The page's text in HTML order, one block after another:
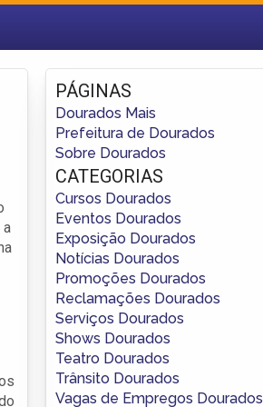
Fazer login
Criar conta
a
PÁGINAS
Dourados Mais
Prefeitura de Dourados
Sobre Dourados
CATEGORIAS
Cursos Dourados
Eventos Dourados
Exposição Dourados
Notícias Dourados
Promoções Dourados
Reclamações Dourados
Serviços Dourados
Shows Dourados
Teatro Dourados
Trânsito Dourados
Vagas de Empregos Dourados